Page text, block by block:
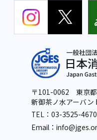
〒101-0062 東京都
新御茶ノ水アーバン
TEL：03-3525-4670
Email：info